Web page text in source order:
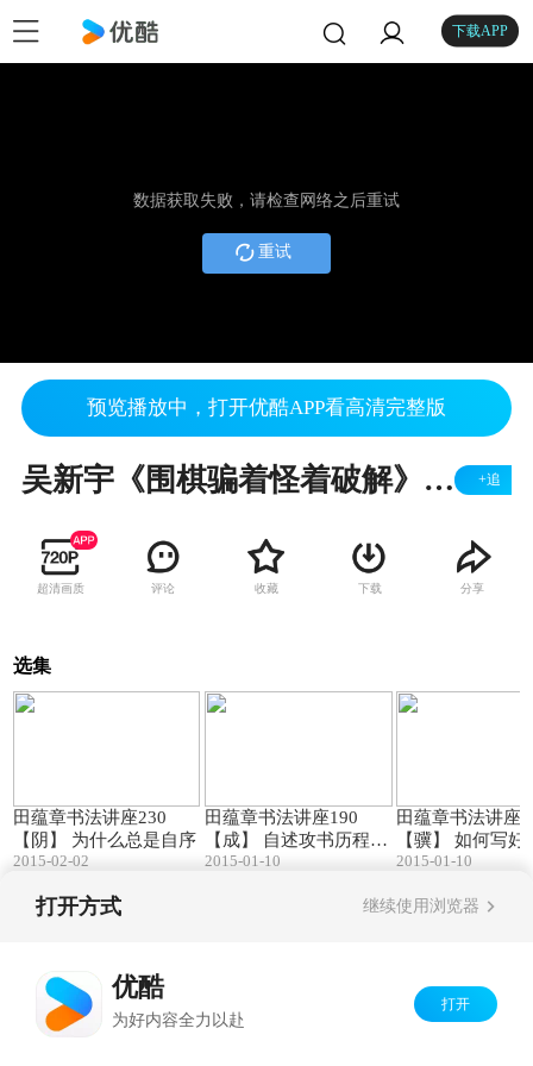
下载APP
数据获取失败，请检查网络之后重试
重试
预览播放中，打开优酷APP看高清完整版
吴新宇《围棋骗着怪着破解》08__让子棋骗着8 +追
超清画质 评论 收藏 下载 分享
选集
田蕴章书法讲座230
【阴】 为什么总是自序
2015-02-02
田蕴章书法讲座190
【成】 自述攻书历程
(一)
2015-01-10
田蕴章书法讲座
【骥】 如何写好
字
2015-01-10
打开方式 继续使用浏览器
优酷
为好内容全力以赴
打开